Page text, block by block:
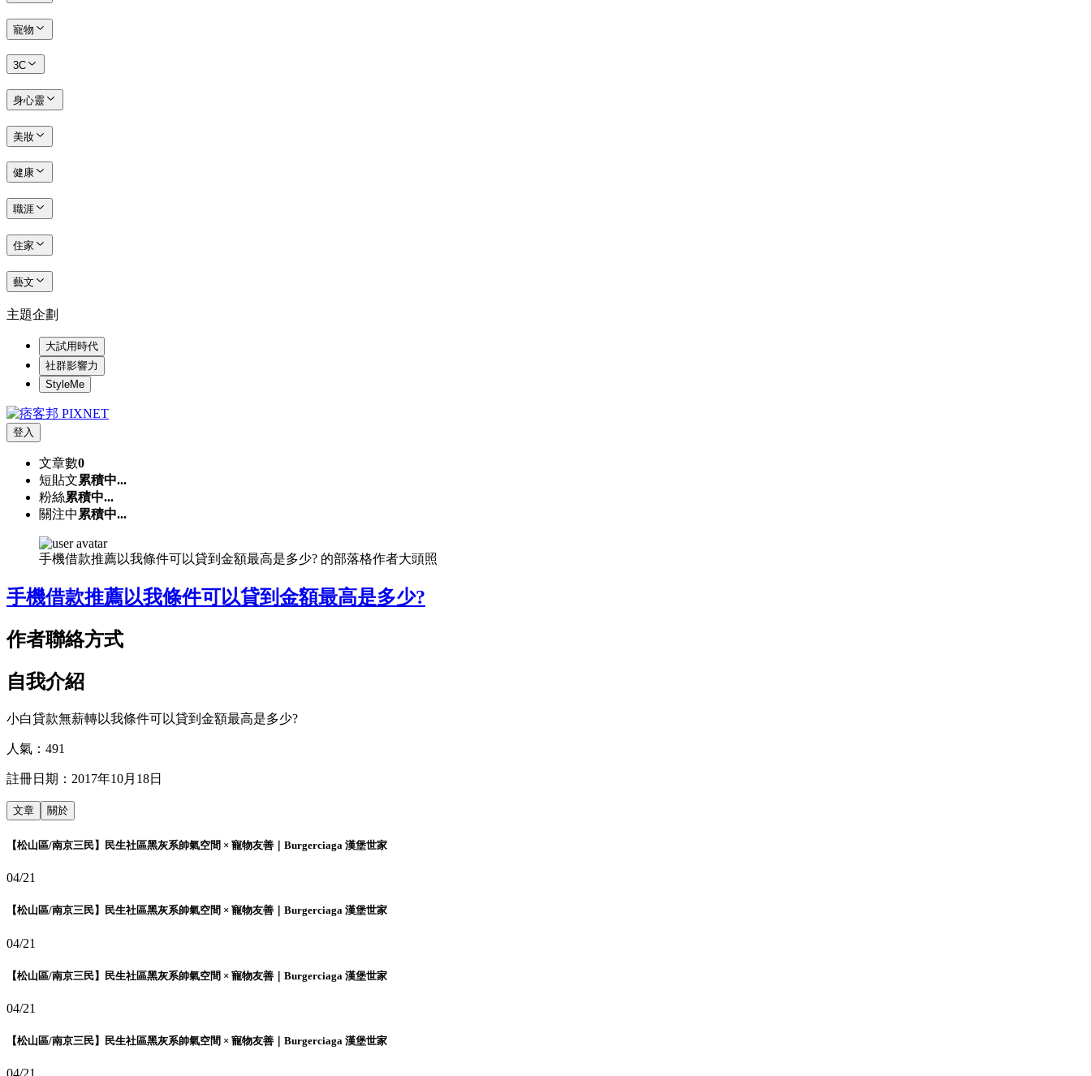
寵物
3C
身心靈
美妝
健康
職涯
住家
藝文
主題企劃
大試用時代
社群影響力
StyleMe
登入
文章數0
短貼文累積中...
粉絲累積中...
關注中 累積中...
手機借款推薦以我條件可以貸到金額最高是多少? 的部落格作者大頭照
手機借款推薦以我條件可以貸到金額最高是多少?
作者聯絡方式
自我介紹
小白貸款無薪轉以我條件可以貸到金額最高是多少?
人氣： 491
註冊日期： 2017年10月18日
文章 關於
【松山區/南京三民】民生社區黑灰系帥氣空間 × 寵物友善｜Burgerciaga 漢堡世家
04/21
【松山區/南京三民】民生社區黑灰系帥氣空間 × 寵物友善｜Burgerciaga 漢堡世家
04/21
【松山區/南京三民】民生社區黑灰系帥氣空間 × 寵物友善｜Burgerciaga 漢堡世家
04/21
【松山區/南京三民】民生社區黑灰系帥氣空間 × 寵物友善｜Burgerciaga 漢堡世家